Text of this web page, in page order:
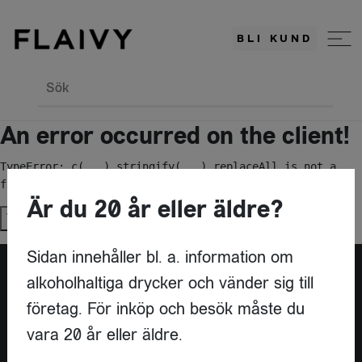
BLI KUND
Sök
An error occurred on the client!
TypeError: c(...).stringify(...).replaceAll is not a
function
Try again
Är du leverantör?
Är du 20 år eller äldre?
Sidan innehåller bl. a. information om
alkoholhaltiga drycker och vänder sig till
företag. För inköp och besök måste du
vara 20 år eller äldre.